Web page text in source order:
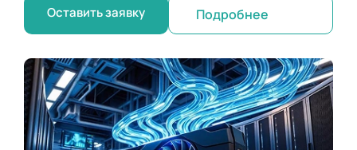
Оставить заявку Подробнее